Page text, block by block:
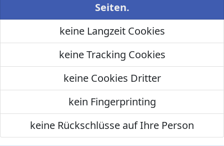
Seiten.
keine Langzeit Cookies
keine Tracking Cookies
keine Cookies Dritter
kein Fingerprinting
keine Rückschlüsse auf Ihre Person